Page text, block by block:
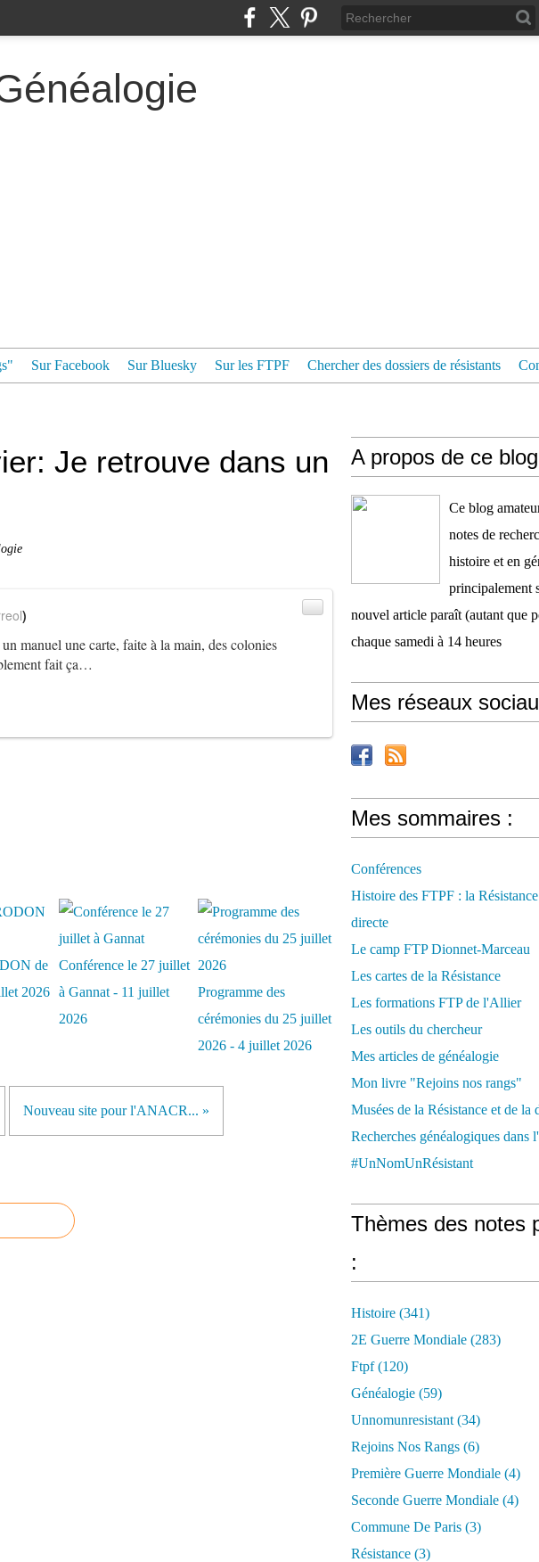
Sur Facebook Sur Bluesky Sur les FTPF Chercher des dossiers de résistants
Je retrouve dans un
manuel une carte, faite à la main, des colonies
fait ça…
)
de
2026
Conférence le 27 juillet
à Gannat - 11 juillet
2026
Programme des
cérémonies du 25 juillet
2026 - 4 juillet 2026
Nouveau site pour l'ANACR... »
A propos de ce
Ce blog
notes de
histoire et en
principalement
nouvel article paraît (autant que
chaque samedi à 14 heures
Mes réseaux
Mes sommaires :
Conférences
Histoire des FTPF : la
directe
Le camp FTP Dionnet-Marceau
Les cartes de la Résistance
Les formations FTP de l'Allier
Les outils du chercheur
Mes articles de généalogie
Mon livre "Rejoins nos rangs"
Musées de la Résistance et de la
Recherches généalogiques dans
#UnNomUnRésistant
Thèmes des notes
:
Histoire (341)
2E Guerre Mondiale (283)
Ftpf (120)
Généalogie (59)
Unnomunresistant (34)
Rejoins Nos Rangs (6)
Première Guerre Mondiale (4)
Seconde Guerre Mondiale (4)
Commune De Paris (3)
Résistance (3)